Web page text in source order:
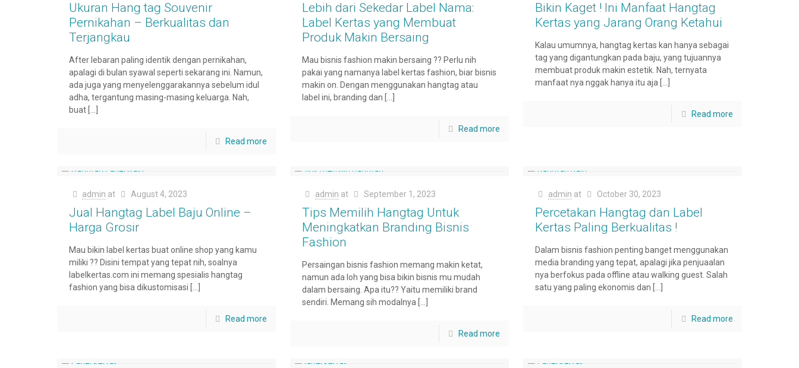
Ukuran Hang tag Souvenir
Pernikahan – Berkualitas dan
Terjangkau
After lebaran paling identik dengan pernikahan,
apalagi di bulan syawal seperti sekarang ini. Namun,
ada juga yang menyelenggarakannya sebelum idul
adha, tergantung masing-masing keluarga. Nah,
buat[…]
Read more
Lebih dari Sekedar Label Nama:
Label Kertas yang Membuat
Produk Makin Bersaing
Mau bisnis fashion makin bersaing ?? Perlu nih
pakai yang namanya label kertas fashion, biar bisnis
makin on. Dengan menggunakan hangtag atau
label ini, branding dan
Read more
Bikin Kaget ! Ini Manfaat Hangtag
Kertas yang Jarang Orang Ketahui
Kalau umumnya, hangtag kertas kan hanya sebagai
tag yang digantungkan pada baju, yang tujuannya
membuat produk makin estetik. Nah, ternyata
manfaat nya nggak hanya itu aja
Read more
admin at August 4, 2023
Jual Hangtag Label Baju Online –
Harga Grosir
Mau bikin label kertas buat online shop yang kamu
miliki ?? Disini tempat yang tepat nih, soalnya
labelkertas.com ini memang spesialis hangtag
fashion yang bisa dikustomisasi
Read more
admin at September 1, 2023
Tips Memilih Hangtag Untuk
Meningkatkan Branding Bisnis
Fashion
Persaingan bisnis fashion memang makin ketat,
namun ada loh yang bisa bikin bisnis mu mudah
dalam bersaing. Apa itu?? Yaitu memiliki brand
sendiri. Memang sih modalnya
Read more
admin at October 30, 2023
Percetakan Hangtag dan Label
Kertas Paling Berkualitas !
Dalam bisnis fashion penting banget menggunakan
media branding yang tepat, apalagi jika penjuaalan
nya berfokus pada offline atau walking guest. Salah
satu yang paling ekonomis dan
Read more